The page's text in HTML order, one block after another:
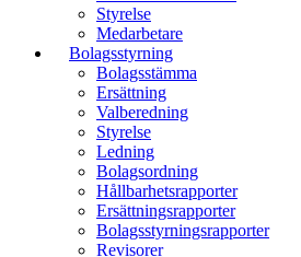
Styrelse
Medarbetare
Bolagsstyrning
Bolagsstämma
Ersättning
Valberedning
Styrelse
Ledning
Bolagsordning
Hållbarhetsrapporter
Ersättningsrapporter
Bolagsstyrningsrapporter
Revisorer